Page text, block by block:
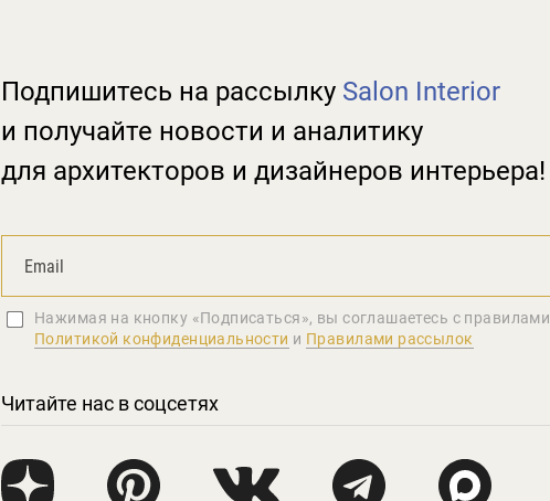
Подпишитесь на рассылку Salon Interior
и получайте новости и аналитику
для архитекторов и дизайнеров интерьера!
Нажимая на кнопку «Подписаться», вы соглашаетеcь с правилами
Политикой конфиденциальности и Правилами рассылок
Читайте нас в соцсетях